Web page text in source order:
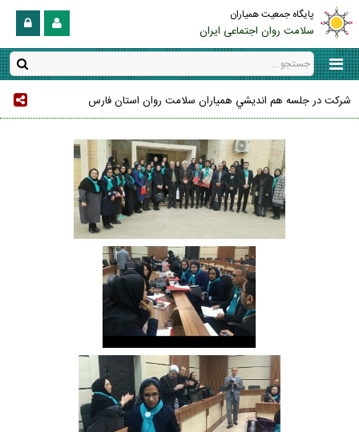
پایگاه جمعیت همیاران
سلامت روان اجتماعی ایران
شركت در جلسه هم انديشي همياران سلامت روان استان فارس